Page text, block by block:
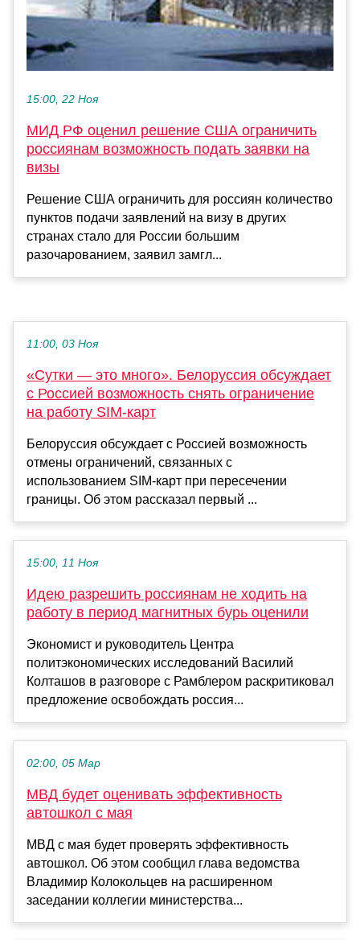
15:00, 22 Ноя
МИД РФ оценил решение США ограничить
россиянам возможность подать заявки на
визы
Решение США ограничить для россиян количество
пунктов подачи заявлений на визу в других
странах стало для России большим
разочарованием, заявил замгл...
11:00, 03 Ноя
«Сутки — это много». Белоруссия обсуждает
с Россией возможность снять ограничение
на работу SIM-карт
Белоруссия обсуждает с Россией возможность
отмены ограничений, связанных с
использованием SIM-карт при пересечении
границы. Об этом рассказал первый ...
15:00, 11 Ноя
Идею разрешить россиянам не ходить на
работу в период магнитных бурь оценили
Экономист и руководитель Центра
политэкономических исследований Василий
Колташов в разговоре с Рамблером раскритиковал
предложение освобождать россия...
02:00, 05 Мар
МВД будет оценивать эффективность
автошкол с мая
МВД с мая будет проверять эффективность
автошкол. Об этом сообщил глава ведомства
Владимир Колокольцев на расширенном
заседании коллегии министерства...